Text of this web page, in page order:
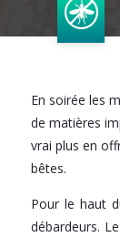
En soirée les
de matières
vrai plus en
bêtes.
Pour le haut
débardeurs.